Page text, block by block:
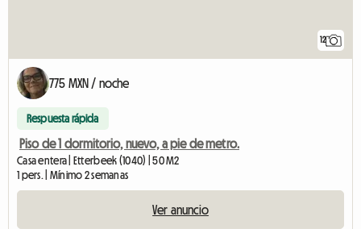
12
775 MXN / noche
Respuesta rápida
Piso de 1 dormitorio, nuevo, a pie de metro.
Casa entera | Etterbeek (1040) | 50 M2
1 pers. | Mínimo 2 semanas
Ver anuncio